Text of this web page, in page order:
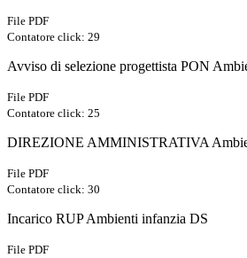
File PDF
Contatore click: 29
Avviso di selezione progettista PON
File PDF
Contatore click: 25
DIREZIONE AMMINISTRATIVA
File PDF
Contatore click: 30
Incarico RUP Ambienti infanzia DS
File PDF